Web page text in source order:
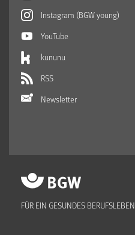
Instagram (BGW young)
YouTube
kununu
RSS
Newsletter
FÜR EIN GESUNDES BERUFSLEBEN